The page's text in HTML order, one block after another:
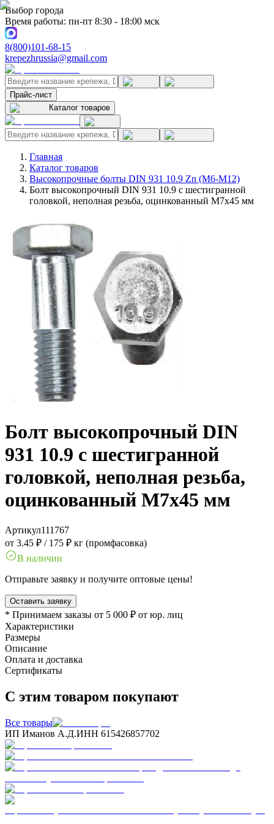
Выбор города
Время работы: пн-пт 8:30 - 18:00 мск
8(800)101-68-15
krepezhrussia@gmail.com
Прайс-лист
Каталог товаров
Главная
Каталог товаров
Высокопрочные болты DIN 931 10.9 Zn (M6-M12)
Болт высокопрочный DIN 931 10.9 с шестигранной
головкой, неполная резьба, оцинкованный M7x45 мм
Болт высокопрочный DIN
931 10.9 с шестигранной
головкой, неполная резьба,
оцинкованный M7x45 мм
Артикул111767
от 3.45 ₽ / 175 ₽ кг (промфасовка)
В наличии
Отправьте заявку и получите оптовые цены!
Оставить заявку
* Принимаем заказы от 5 000 ₽ от юр. лиц
Характеристики
Размеры
Описание
Оплата и доставка
Сертификаты
С этим товаром покупают
Все товары
ИП Иманов А.Д.ИНН 615426857702